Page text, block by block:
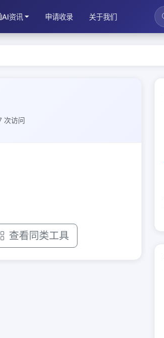
AI资讯 申请收录 关于我们
次访问
查看同类工具